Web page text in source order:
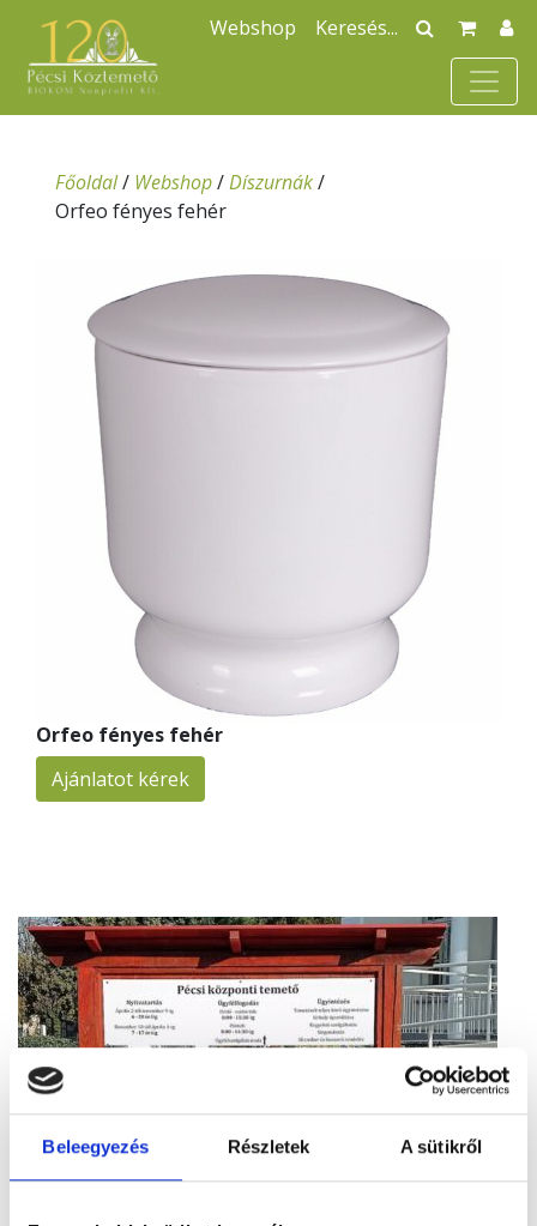
Beleegyezés Részletek A sütikről
Webshop
Főoldal/ Webshop/Díszurnák/
Orfeo fényes fehér
Orfeo fényes fehér
Ajánlatot kérek